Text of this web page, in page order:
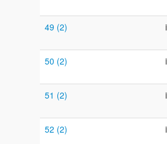
49 (2)
50 (2)
51 (2)
52 (2)